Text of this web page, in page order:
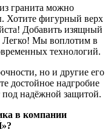
из гранита можно
Хотите фигурный верх
Добавить изящный
Легко! Мы воплотим в
технологий.
но и другие его
достойное надгробие
под надёжной защитой.
в компании